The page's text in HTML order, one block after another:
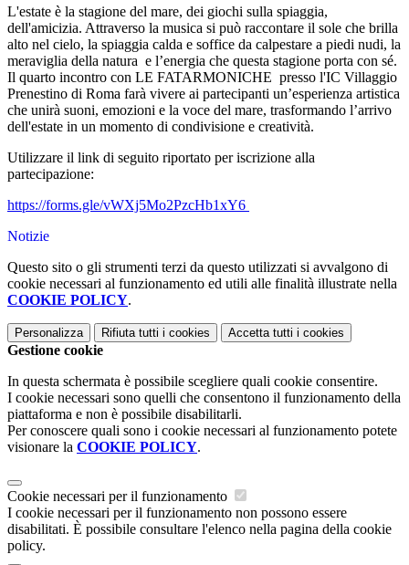
L'estate è la stagione del mare, dei giochi sulla spiaggia,
dell'amicizia. Attraverso la musica si può raccontare il sole che brilla
alto nel cielo, la spiaggia calda e soffice da calpestare a piedi nudi, la
meraviglia della natura e l’energia che questa stagione porta con sé.
Il quarto incontro con LE FATARMONICHE presso l'IC Villaggio
Prenestino di Roma farà vivere ai partecipanti un’esperienza artistica
che unirà suoni, emozioni e la voce del mare, trasformando l’arrivo
dell'estate in un momento di condivisione e creatività.
Utilizzare il link di seguito riportato per iscrizione alla
partecipazione:
https://forms.gle/vWXj5Mo2PzcHb1xY6
Notizie
Questo sito o gli strumenti terzi da questo utilizzati si avvalgono di
cookie necessari al funzionamento ed utili alle finalità illustrate nella
COOKIE POLICY.
Personalizza Rifiuta tutti i cookies Accetta tutti i cookies
Gestione cookie
In questa schermata è possibile scegliere quali cookie consentire.
I cookie necessari sono quelli che consentono il funzionamento della
piattaforma e non è possibile disabilitarli.
Per conoscere quali sono i cookie necessari al funzionamento potete
visionare la COOKIE POLICY.
Cookie necessari per il funzionamento
I cookie necessari per il funzionamento non possono essere
disabilitati. È possibile consultare l'elenco nella pagina della cookie
policy.